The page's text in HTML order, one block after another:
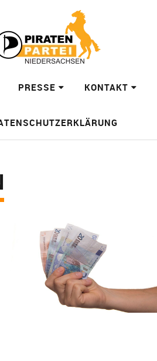
PRESSE KONTAKT